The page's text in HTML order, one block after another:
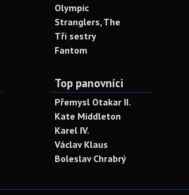
Olympic
Stranglers, The
Tři sestry
Fantom
Top panovníci
Přemysl Otakar II.
Kate Middleton
Karel IV.
Václav Klaus
Boleslav Chrabrý